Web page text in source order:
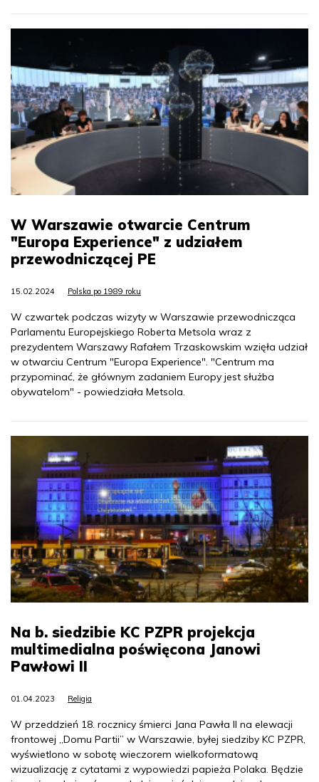
W Warszawie otwarcie Centrum
"Europa Experience" z udziałem
przewodniczącej PE
15.02.2024 Polska po 1989 roku
W czwartek podczas wizyty w Warszawie przewodnicząca
Parlamentu Europejskiego Roberta Metsola wraz z
prezydentem Warszawy Rafałem Trzaskowskim wzięła udział
w otwarciu Centrum "Europa Experience". "Centrum ma
przypominać, że głównym zadaniem Europy jest służba
obywatelom" - powiedziała Metsola.
Na b. siedzibie KC PZPR projekcja
multimedialna poświęcona Janowi
Pawłowi II
01.04.2023 Religia
W przeddzień 18. rocznicy śmierci Jana Pawła II na elewacji
frontowej „Domu Partii” w Warszawie, byłej siedziby KC PZPR,
wyświetlono w sobotę wieczorem wielkoformatową
wizualizację z cytatami z wypowiedzi papieża Polaka. Będzie